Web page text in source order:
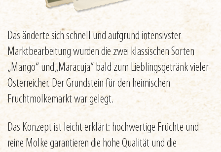
Das änderte sich schnell und aufgrund intensivster
Marktbearbeitung wurden die zwei klassischen Sorten
„Mango“ und „Maracuja“ bald zum Lieblingsgetränk vieler
Österreicher. Der Grundstein für den heimischen
Fruchtmolkemarkt war gelegt.
Das Konzept ist leicht erklärt: hochwertige Früchte und
reine Molke garantieren die hohe Qualität und die